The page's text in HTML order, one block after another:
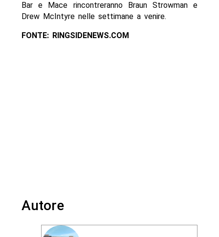
Bar e Mace rincontreranno Braun Strowman e
Drew McIntyre nelle settimane a venire.
FONTE: RINGSIDENEWS.COM
Autore